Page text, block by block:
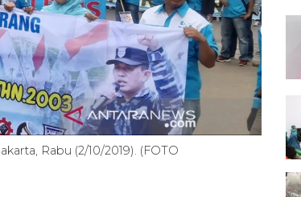
Rabu (2/10/2019). (FOTO